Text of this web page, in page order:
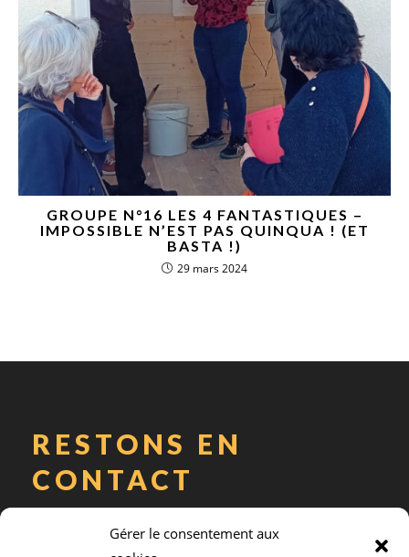
Gérer le consentement aux
GROUPE N°16 LES 4 FANTASTIQUES –
IMPOSSIBLE N’EST PAS QUINQUA ! (ET
BASTA !)
29 mars 2024
RESTONS EN
CONTACT
Abonnez-vous à notre newsletter